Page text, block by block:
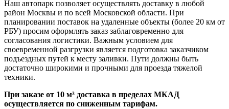
Наш автопарк позволяет осуществлять доставку в любой
район Москвы и по всей Московской области. При
планировании поставок на удаленные объекты (более 20 км от
РБУ) просим оформлять заказ заблаговременно для
согласования логистики. Важным условием для
своевременной разгрузки является подготовка заказчиком
подъездных путей к месту заливки. Пути должны быть
достаточно широкими и прочными для проезда тяжелой
техники.
При заказе от 10 м³ доставка в пределах МКАД
осуществляется по сниженным тарифам.